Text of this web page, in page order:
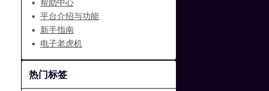
帮助中心
平台介绍与功能
新手指南
电子老虎机
热门标签